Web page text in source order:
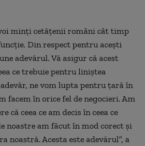
minți cetățenii români cât timp
Din respect pentru acești
adevărul. Vă asigur că acest
ce trebuie pentru liniștea
ne vom lupta pentru țară în
facem în orice fel de negocieri. Am
că ceea ce am decis în ceea ce
noastre am făcut în mod corect și
noastră. Acesta este adevărul”, a